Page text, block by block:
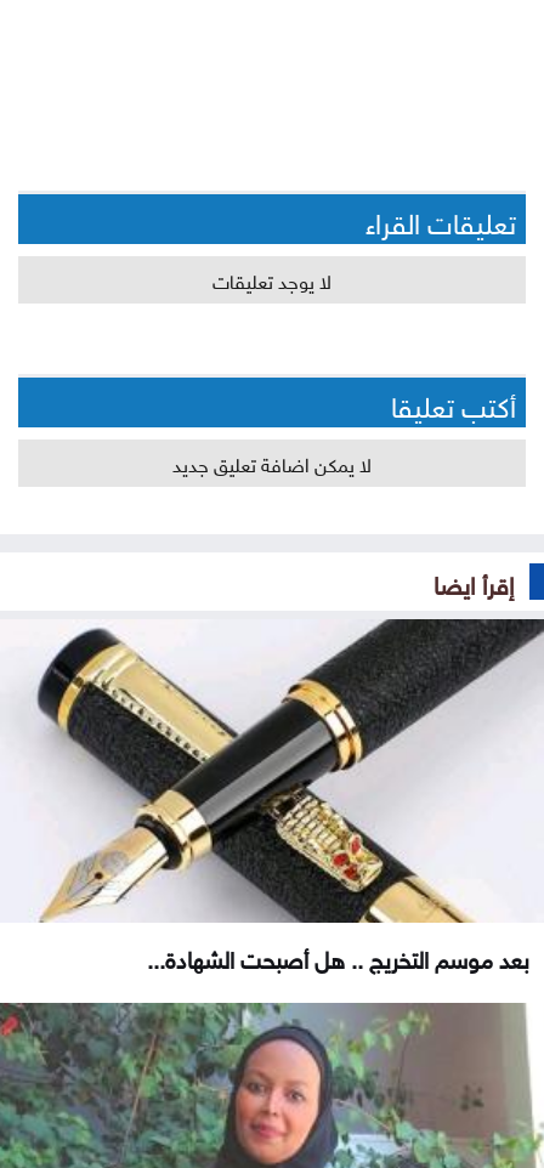
تعليقات القراء
لا يوجد تعليقات
أكتب تعليقا
لا يمكن اضافة تعليق جديد
إقرأ ايضا
بعد موسم التخريج .. هل أصبحت الشهادة...